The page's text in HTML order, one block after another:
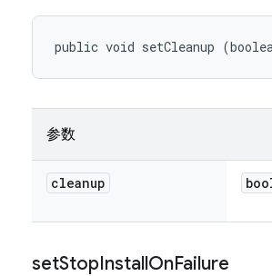
public void setCleanup
参数
cleanup
setStopInstallOnFailure